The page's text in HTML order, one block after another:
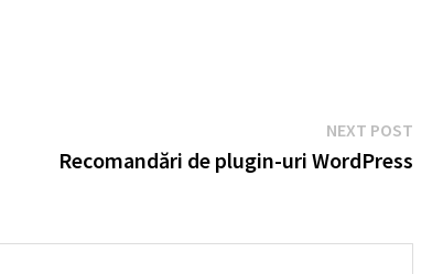
NEXT POSTNext
post:
Recomandări de plugin-uri WordPress